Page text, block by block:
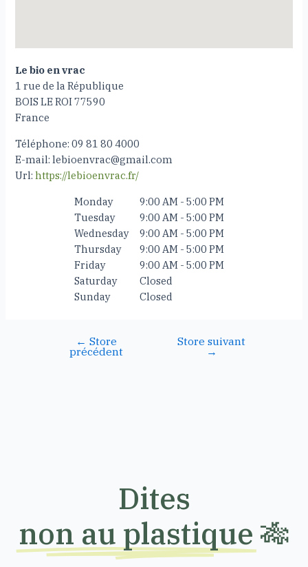
Le bio en vrac
1 rue de la République
BOIS LE ROI77590
France
Téléphone:09 81 80 4000
E-mail:lebioenvrac@gmail.com
Url:https://lebioenvrac.fr/
Monday
9:00 AM - 5:00 PM
Tuesday
9:00 AM - 5:00 PM
Wednesday
9:00 AM - 5:00 PM
Thursday
9:00 AM - 5:00 PM
Friday
9:00 AM - 5:00 PM
Saturday
Closed
Sunday
Closed
← Store
précédent
Store suivant
→
Dites
non au plastique 🎋